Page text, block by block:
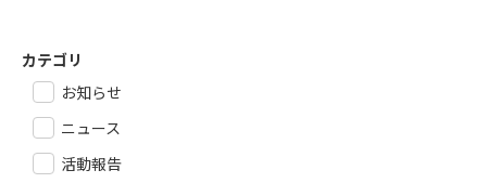
カテゴリ
お知らせ
ニュース
活動報告